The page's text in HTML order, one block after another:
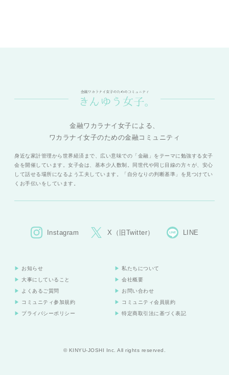
金融ワカラナイ女子による、
ワカラナイ女子のための金融コミュニティ
身近な家計管理から世界経済まで、広い意味での「金融」をテーマに勉強する女子
会を開催しています。女子会は、基本少人数制。同世代や同じ目線の方々が、安心
して話せる場所になるよう工夫しています。「自分なりの判断基準」を見つけてい
くお手伝いをしています。
Instagram X（旧Twitter） LINE
お知らせ
私たちについて
大事にしていること
会社概要
よくあるご質問
お問い合わせ
コミュニティ参加規約
コミュニティ会員規約
プライバシーポリシー
特定商取引法に基づく表記
© KINYU-JOSHI Inc. All rights reserved.